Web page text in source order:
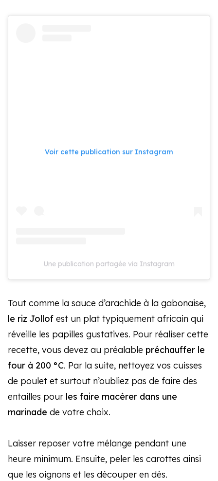
Voir cette publication sur Instagram
Une publication partagée via Instagram
Tout comme la sauce d’arachide à la gabonaise,
le riz Jollof est un plat typiquement africain qui
réveille les papilles gustatives. Pour réaliser cette
recette, vous devez au préalable préchauffer le
four à 200 °C. Par la suite, nettoyez vos cuisses
de poulet et surtout n’oubliez pas de faire des
entailles pour les faire macérer dans une
marinade de votre choix.
Laisser reposer votre mélange pendant une
heure minimum. Ensuite, peler les carottes ainsi
que les oignons et les découper en dés.